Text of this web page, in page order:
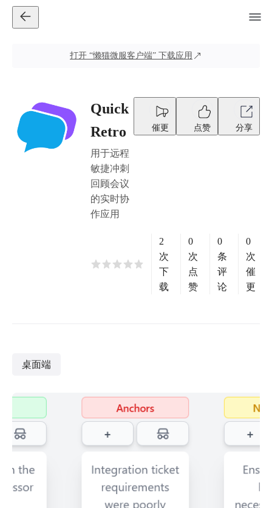
打开 “懒猫微服客户端” 下载应用
Quick
Retro
用于远程
敏捷冲刺
回顾会议
的实时协
作应用
催更 点赞 分享
2
次
下
载
0
次
点
赞
0
条
评
论
0
次
催
更
桌面端